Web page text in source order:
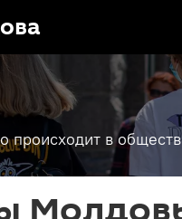
происходит в